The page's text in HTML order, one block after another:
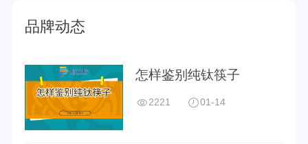
品牌动态
怎样鉴别纯钛筷子
2221 01-14